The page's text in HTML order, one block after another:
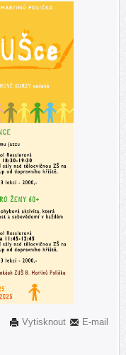
E-mail
Vytisknout